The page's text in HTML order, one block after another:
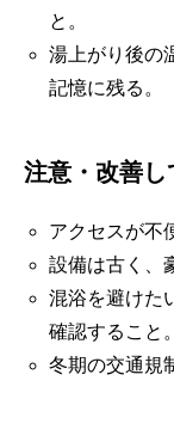
と。
湯上がり後の
記憶に残る。
注意・改善し
アクセスが不
設備は古く、
混浴を避けた
確認すること。
冬期の交通規